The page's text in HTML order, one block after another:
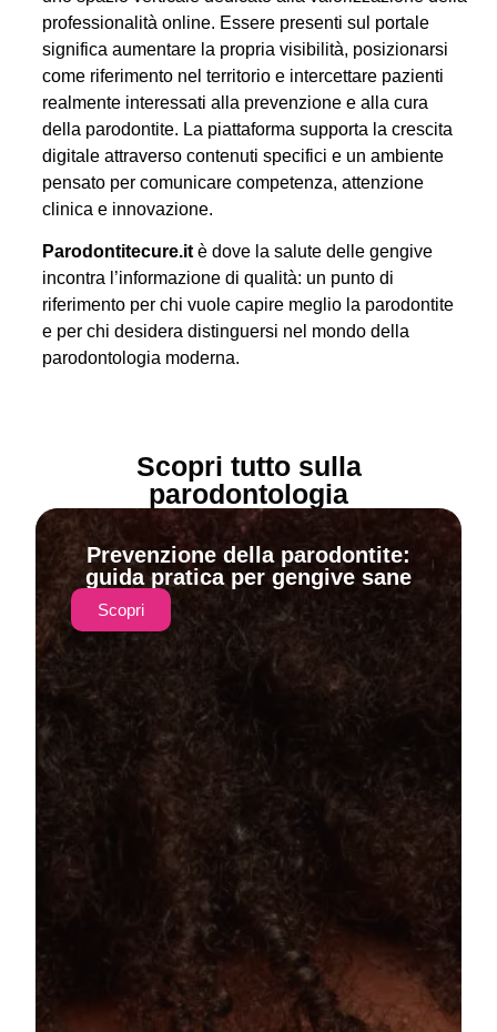
professionalità online. Essere presenti sul portale
significa aumentare la propria visibilità, posizionarsi
come riferimento nel territorio e intercettare pazienti
realmente interessati alla prevenzione e alla cura
della parodontite. La piattaforma supporta la crescita
digitale attraverso contenuti specifici e un ambiente
pensato per comunicare competenza, attenzione
clinica e innovazione.
Parodontitecure.it è dove la salute delle gengive
incontra l’informazione di qualità: un punto di
riferimento per chi vuole capire meglio la parodontite
e per chi desidera distinguersi nel mondo della
parodontologia moderna.
Scopri tutto sulla
parodontologia
Prevenzione della parodontite:
guida pratica per gengive sane
Scopri